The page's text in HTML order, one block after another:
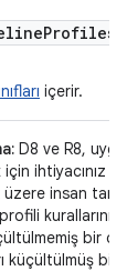
içerir.
D8 ve R8,
ihtiyacınız
üzere insan
kurallarını
bir
bir